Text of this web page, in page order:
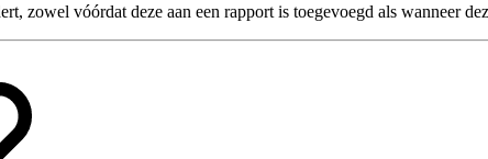
zowel vóórdat deze aan een rapport is toegevoegd als wanneer